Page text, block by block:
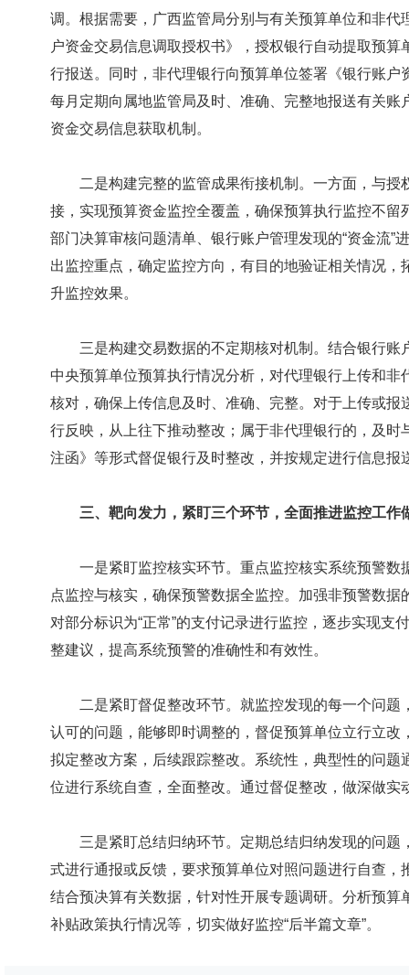
调。根据需要，广西监管局分别与有关预算单位和非
户资金交易信息调取授权书》，授权银行自动提取预
行报送。同时，非代理银行向预算单位签署《银行账
每月定期向属地监管局及时、准确、完整地报送有关
资金交易信息获取机制。
二是构建完整的监管成果衔接机制。一方面，与授
接，实现预算资金监控全覆盖，确保预算执行监控不
部门决算审核问题清单、银行账户管理发现的“资金流
出监控重点，确定监控方向，有目的地验证相关情况
升监控效果。
三是构建交易数据的不定期核对机制。结合银行账
中央预算单位预算执行情况分析，对代理银行上传和
核对，确保上传信息及时、准确、完整。对于上传或
行反映，从上往下推动整改；属于非代理银行的，及
注函》等形式督促银行及时整改，并按规定进行信息报
三、靶向发力，紧盯三个环节，全面推进监控工作
一是紧盯监控核实环节。重点监控核实系统预警数据
点监控与核实，确保预警数据全监控。加强非预警数
对部分标识为“正常”的支付记录进行监控，逐步实现
整建议，提高系统预警的准确性和有效性。
二是紧盯督促整改环节。就监控发现的每一个问题
认可的问题，能够即时调整的，督促预算单位立行立
拟定整改方案，后续跟踪整改。系统性，典型性的问
位进行系统自查，全面整改。通过督促整改，做深做实
三是紧盯总结归纳环节。定期总结归纳发现的问题
式进行通报或反馈，要求预算单位对照问题进行自查
结合预决算有关数据，针对性开展专题调研。分析预算
补贴政策执行情况等，切实做好监控“后半篇文章”。